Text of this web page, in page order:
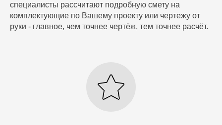
специалисты рассчитают подробную смету на
комплектующие по Вашему проекту или чертежу от
руки - главное, чем точнее чертёж, тем точнее расчёт.